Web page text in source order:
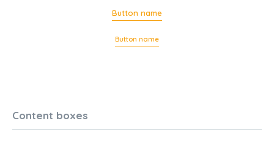
Button name
Button name
Content boxes